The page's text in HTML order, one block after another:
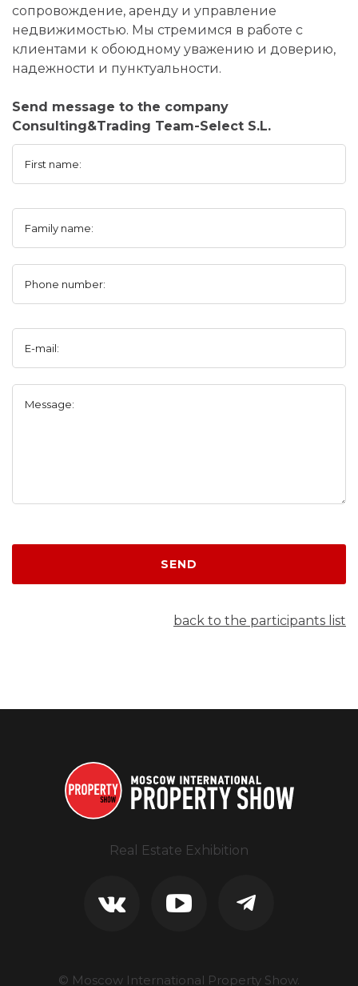
сопровождение, аренду и управление
недвижимостью. Мы стремимся в работе с
клиентами к обоюдному уважению и доверию,
надежности и пунктуальности.
Send message to the company
Consulting&Trading Team-Select S.L.
First name:
Family name:
Phone number:
E-mail:
Message:
SEND
back to the participants list
Real Estate Exhibition
© Moscow International Property Show.